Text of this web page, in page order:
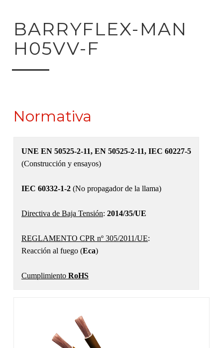
al buscador de
BARRYFLEX-MAN
H05VV-F
Normativa
UNE EN 50525-2-11, EN 50525-2-11, IEC 60227-5
(Construcción y ensayos)
IEC 60332-1-2 (No propagador de la llama)
Directiva de Baja Tensión: 2014/35/UE
REGLAMENTO CPR nº 305/2011/UE:
Reacción al fuego (Eca)
Cumplimiento RoHS